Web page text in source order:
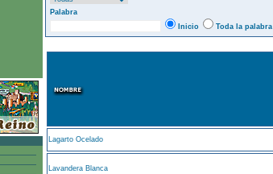
Palabra
Inicio
Toda la palabra
Lagarto Ocelado
Lavandera Blanca